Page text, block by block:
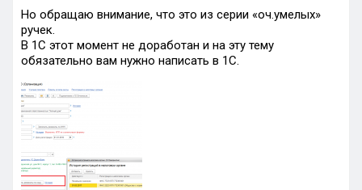
Но обращаю внимание, что это из серии «оч.умелых»
ручек.
В 1С этот момент не доработан и на эту тему
обязательно вам нужно написать в 1С.